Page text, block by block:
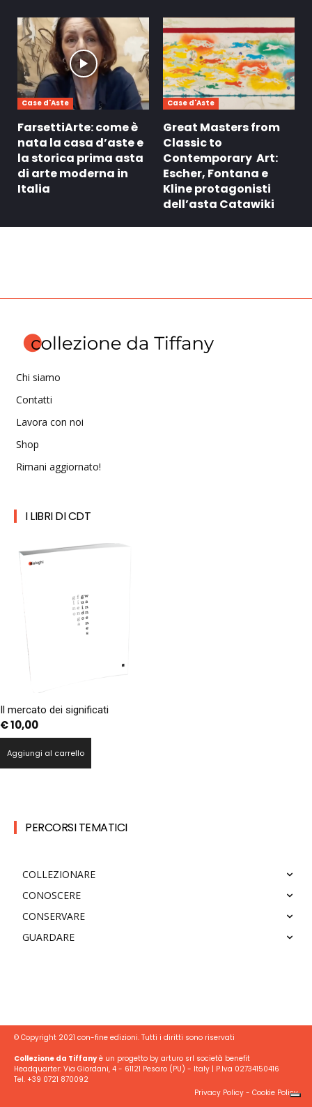
Case d'Aste
FarsettiArte: come è
nata la casa d’aste e
la storica prima asta
di arte moderna in
Italia
Case d'Aste
Great Masters from
Classic to
Contemporary Art:
Escher, Fontana e
Kline protagonisti
dell’asta Catawiki
Chi siamo
Contatti
Lavora con noi
Shop
Rimani aggiornato!
I LIBRI DI CDT
Il mercato dei significati
€10,00
Aggiungi al carrello
PERCORSI TEMATICI
COLLEZIONARE
CONOSCERE
CONSERVARE
GUARDARE
© Copyright 2021 con-fine edizioni. Tutti i diritti sono riservati
Collezione da Tiffanyè un progetto by arturo srl società benefit
Headquarter: Via Giordani, 4 - 61121 Pesaro (PU) - Italy | P.Iva 02734150416
Tel. +39 0721 870092
Privacy Policy - Cookie Policy